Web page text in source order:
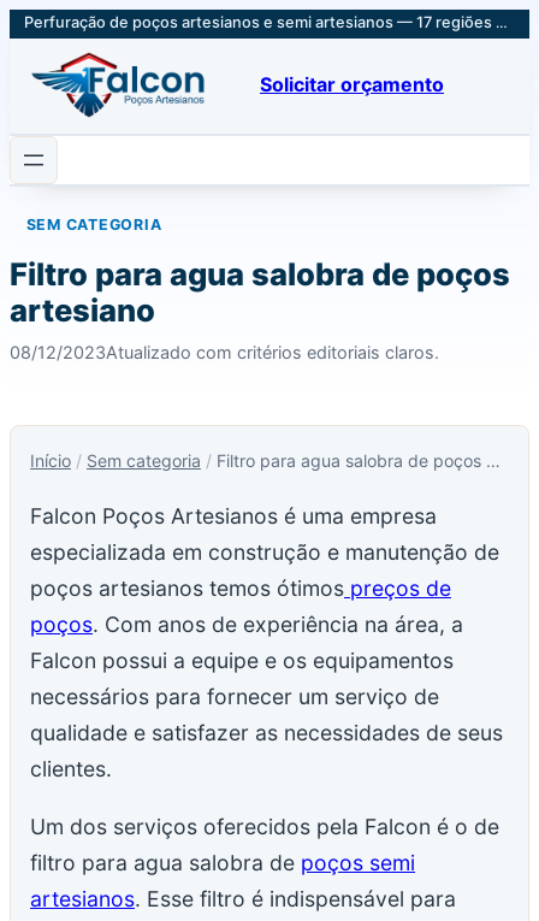
Perfuração de poços artesianos e semi artesianos — 17 regiões em SP e Sul de MG
Solicitar orçamento
SEM CATEGORIA
Filtro para agua salobra de poços
artesiano
08/12/2023Atualizado com critérios editoriais claros.
Início / Sem categoria / Filtro para agua salobra de poços artesiano
Falcon Poços Artesianos é uma empresa
especializada em construção e manutenção de
poços artesianos temos ótimos preços de
poços. Com anos de experiência na área, a
Falcon possui a equipe e os equipamentos
necessários para fornecer um serviço de
qualidade e satisfazer as necessidades de seus
clientes.
Um dos serviços oferecidos pela Falcon é o de
filtro para agua salobra de poços semi
artesianos. Esse filtro é indispensável para